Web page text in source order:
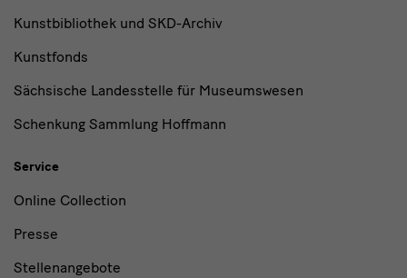
Kunstbibliothek und SKD-Archiv
Kunstfonds
Sächsische Landesstelle für Museumswesen
Schenkung Sammlung Hoffmann
Service
Online Collection
Presse
Stellenangebote